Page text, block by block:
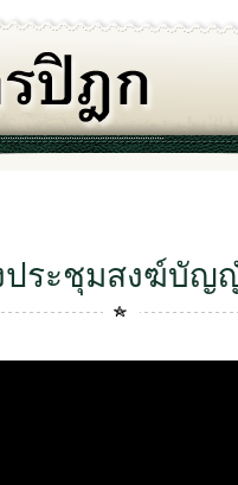
ประชุมสงฆ์บั